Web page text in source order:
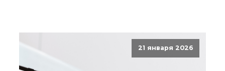
21 января 2026